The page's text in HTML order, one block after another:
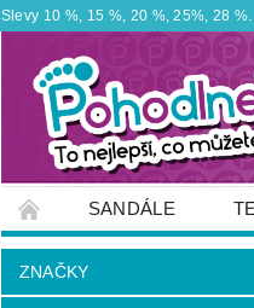
Slevy 10 %, 15 %, 20 %, 25%, 28
SANDÁLE
ZNAČKY
OTEVÍRACÍ DOBA
ZNAČKY